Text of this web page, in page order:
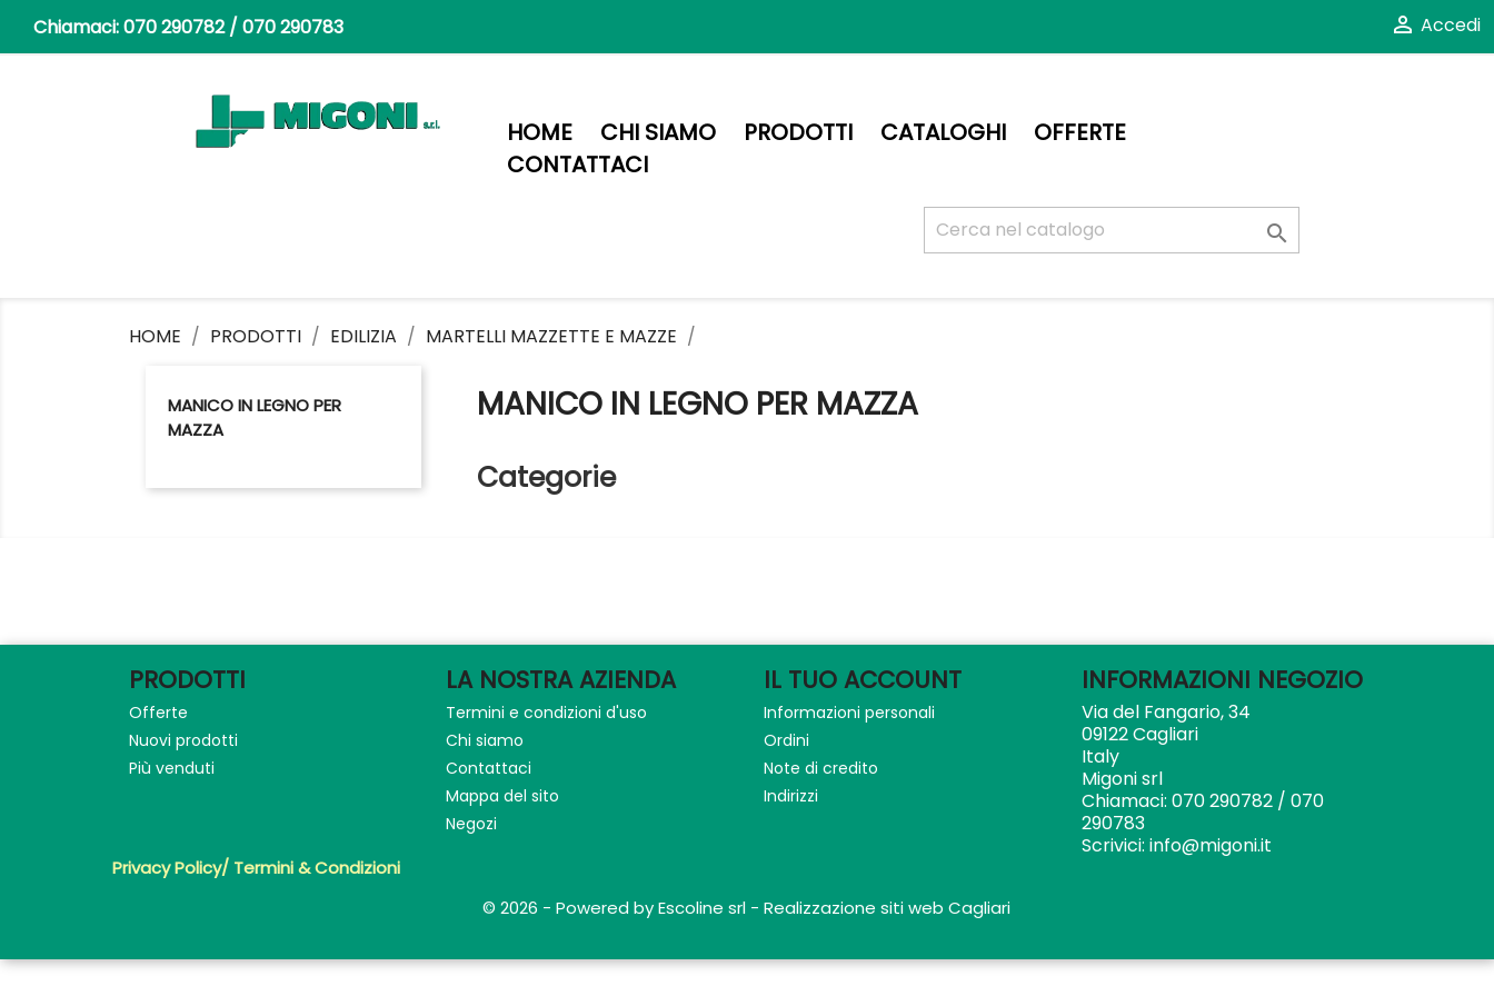
Chiamaci:070 290782 / 070 290783  Accedi
HOME CHI SIAMO PRODOTTI CATALOGHI
OFFERTE
CONTATTACI

HOME PRODOTTI EDILIZIA MARTELLI MAZZETTE E MAZZE
MANICO IN LEGNO PER
MAZZA
MANICO IN LEGNO PER MAZZA
Categorie
PRODOTTI
Offerte
Nuovi prodotti
Più venduti
LA NOSTRA AZIENDA
Termini e condizioni d'uso
Chi siamo
Contattaci
Mappa del sito
Negozi
IL TUO ACCOUNT
Informazioni personali
Ordini
Note di credito
Indirizzi
INFORMAZIONI NEGOZIO
Via del Fangario, 34
09122 Cagliari
Italy
Migoni srl
Chiamaci: 070 290782 / 070
290783
Scrivici: info@migoni.it
Privacy Policy/ Termini & Condizioni
© 2026 - Powered by Escoline srl - Realizzazione siti web Cagliari